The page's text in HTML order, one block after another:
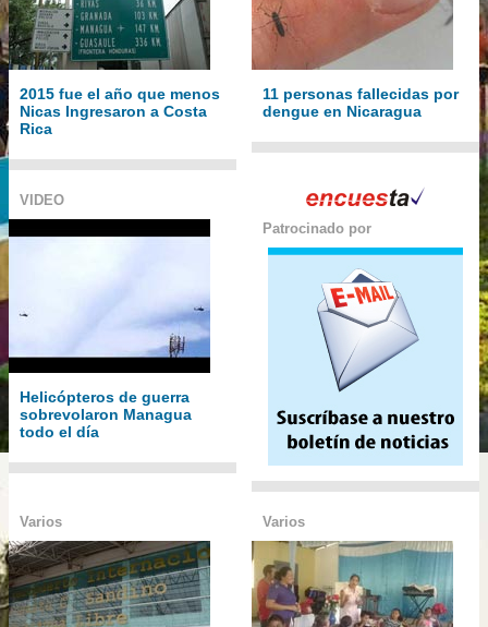
2015 fue el año que menos
Nicas Ingresaron a Costa
Rica
11 personas fallecidas por
dengue en Nicaragua
VIDEO
Helicópteros de guerra
sobrevolaron Managua
todo el día
Patrocinado por
Varios Varios